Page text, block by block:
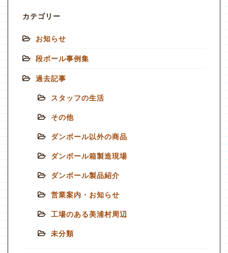
カテゴリー
お知らせ
段ボール事例集
過去記事
スタッフの生活
その他
ダンボール以外の商品
ダンボール箱製造現場
ダンボール製品紹介
営業案内・お知らせ
工場のある美浦村周辺
未分類